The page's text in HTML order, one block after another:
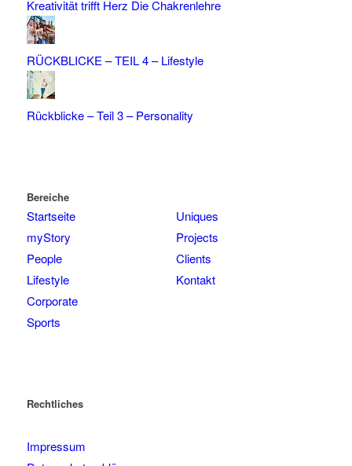
Kreativität trifft Herz Die Chakrenlehre
RÜCKBLICKE – TEIL 4 – Lifestyle
Rückblicke – Teil 3 – Personality
Bereiche
Startseite
myStory
People
Lifestyle
Corporate
Sports
Uniques
Projects
Clients
Kontakt
Rechtliches
Impressum